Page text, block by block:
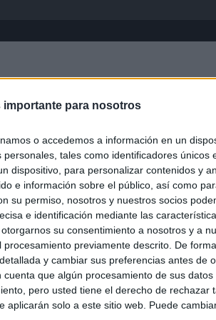
importante para nosotros
o accedemos a información en un
tales como identificadores únicos
dispositivo, para personalizar contenidos y
e información sobre el público, así como
su permiso, nosotros y nuestros socios
e identificación mediante las
su consentimiento a nosotros y a
previamente descrito. De
y cambiar sus preferencias antes de
que algún procesamiento de sus
pero usted tiene el derecho de rechazar
aplicarán solo a este sitio web. Puede
Inicio
de Italia tras el rechazo de
mantiene los controles a viajeros de
del